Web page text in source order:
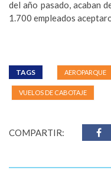
del año pasado, acaban
1.700 empleados
TAGS AEROPARQUE
VUELOS DE CABOTAJE
COMPARTIR: